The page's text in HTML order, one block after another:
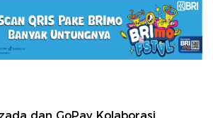
dan GoPay Kolaborasi